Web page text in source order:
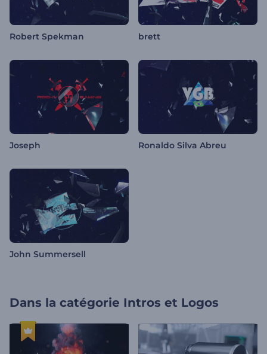
Robert Spekman brett
Joseph Ronaldo Silva Abreu
John Summersell
Dans la catégorie Intros et Logos